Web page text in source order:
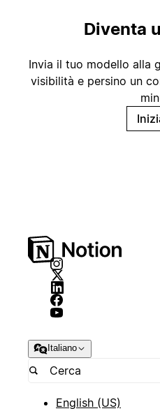
Diventa
Invia il tuo modello alla
visibilità e persino un
Italiano
English (US)